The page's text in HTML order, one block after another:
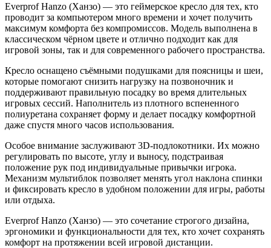
Everprof Hanzo (Ханзо) — это геймерское кресло для тех, кто
проводит за компьютером много времени и хочет получить
максимум комфорта без компромиссов. Модель выполнена в
классическом чёрном цвете и отлично подходит как для
игровой зоны, так и для современного рабочего пространства.
Кресло оснащено съёмными подушками для поясницы и шеи,
которые помогают снизить нагрузку на позвоночник и
поддерживают правильную посадку во время длительных
игровых сессий. Наполнитель из плотного вспененного
полиуретана сохраняет форму и делает посадку комфортной
даже спустя много часов использования.
Особое внимание заслуживают 3D-подлокотники. Их можно
регулировать по высоте, углу и выносу, подстраивая
положение рук под индивидуальные привычки игрока.
Механизм мультиблок позволяет менять угол наклона спинки
и фиксировать кресло в удобном положении для игры, работы
или отдыха.
Everprof Hanzo (Ханзо) — это сочетание строгого дизайна,
эргономики и функциональности для тех, кто хочет сохранять
комфорт на протяжении всей игровой дистанции.